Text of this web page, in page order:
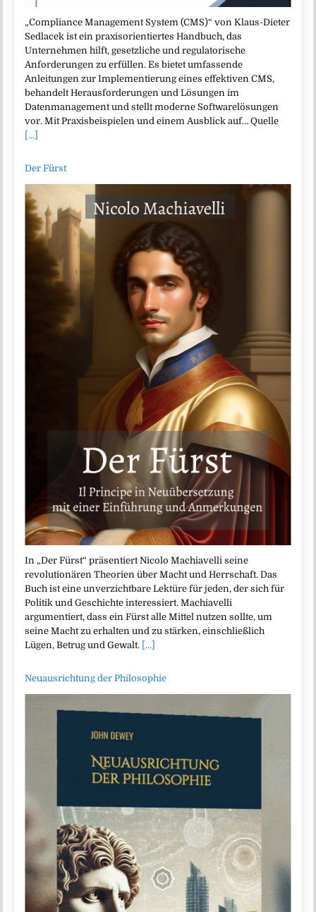
„Compliance Management System (CMS)“ von Klaus-Dieter
Sedlacek ist ein praxisorientiertes Handbuch, das
Unternehmen hilft, gesetzliche und regulatorische
Anforderungen zu erfüllen. Es bietet umfassende
Anleitungen zur Implementierung eines effektiven CMS,
behandelt Herausforderungen und Lösungen im
Datenmanagement und stellt moderne Softwarelösungen
vor. Mit Praxisbeispielen und einem Ausblick auf… Quelle
[...]
Der Fürst
In „Der Fürst“ präsentiert Nicolo Machiavelli seine
revolutionären Theorien über Macht und Herrschaft. Das
Buch ist eine unverzichtbare Lektüre für jeden, der sich für
Politik und Geschichte interessiert. Machiavelli
argumentiert, dass ein Fürst alle Mittel nutzen sollte, um
seine Macht zu erhalten und zu stärken, einschließlich
Lügen, Betrug und Gewalt. [...]
Neuausrichtung der Philosophie